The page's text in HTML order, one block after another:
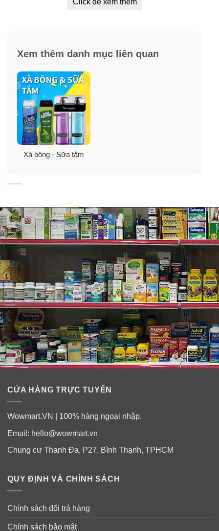
Xem thêm danh mục liên quan
Xà bông - Sữa tắm
CỬA HÀNG TRỰC TUYẾN
Wowmart.VN | 100% hàng ngoại nhập.
Email: hello@wowmart.vn
Chung cư Thanh Đa, P27, Bình Thạnh, TPHCM
QUY ĐỊNH VÀ CHÍNH SÁCH
Chính sách đổi trả hàng
Chính sách bảo mật